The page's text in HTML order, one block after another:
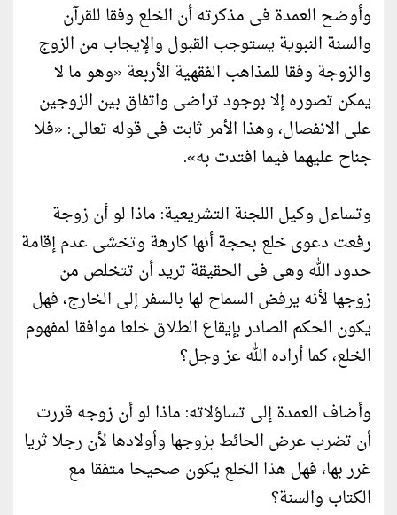
وأوضح العمدة فى مذكرته أن الخلع وفقا للقرآن
والسنة النبوية يستوجب القبول والإيجاب من الزوج
والزوجة وفقا للمذاهب الفقهية الأربعة «وهو ما لا
يمكن تصوره إلا بوجود تراضى واتفاق بين الزوجين
على الانفصال، وهذا الأمر ثابت فى قوله تعالى: «فلا
جناح عليهما فيما افتدت به».
وتساءل وكيل اللجنة التشريعية: ماذا لو أن زوجة
رفعت دعوى خلع بحجة أنها كارهة وتخشى عدم إقامة
حدود الله وهى فى الحقيقة تريد أن تتخلص من
زوجها لأنه يرفض السماح لها بالسفر إلى الخارج، فهل
يكون الحكم الصادر بإيقاع الطلاق خلعا موافقا لمفهوم
الخلع، كما أراده الله عز وجل؟
وأضاف العمدة إلى تساؤلاته: ماذا لو أن زوجه قررت
أن تضرب عرض الحائط بزوجها وأولادها لأن رجلا ثريا
غرر بها، فهل هذا الخلع يكون صحيحا متفقا مع
الكتاب والسنة؟